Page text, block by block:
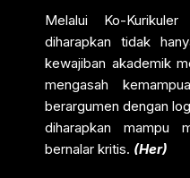
Melalui Ko-
diharapkan tidak
kewajiban akademik
mengasah
berargumen dengan
diharapkan mampu
bernalar kritis. (Her)